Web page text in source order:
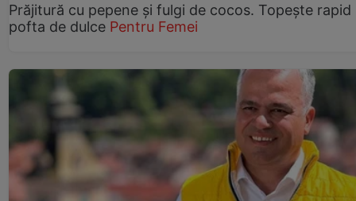
Prăjitură cu pepene şi fulgi de cocos. Topește rapid
pofta de dulce Pentru Femei